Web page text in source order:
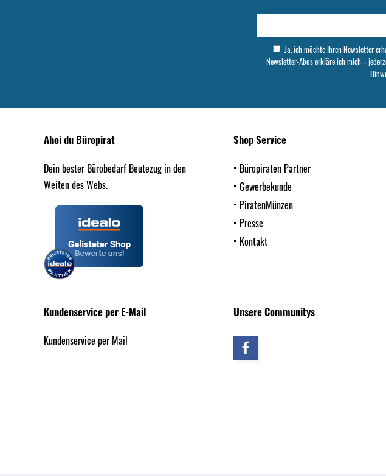
Ja, ich möchte Ihren Newsletter
Newsletter-Abos erkläre ich mich –
Ahoi du Büropirat
Dein bester Bürobedarf Beutezug in den
Weiten des Webs.
Shop Service
Büropiraten Partner
Gewerbekunde
PiratenMünzen
Presse
Kontakt
Kundenservice per E-Mail
Kundenservice per Mail
Unsere Communitys